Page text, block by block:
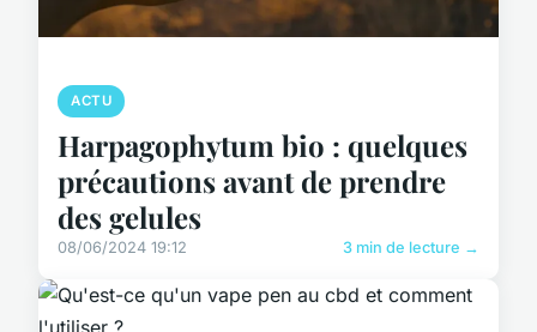
ACTU
Harpagophytum bio : quelques
précautions avant de prendre
des gelules
08/06/2024 19:12 3 min de lecture →